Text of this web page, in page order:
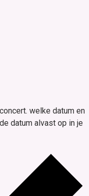
welke datum en
datum alvast op in je